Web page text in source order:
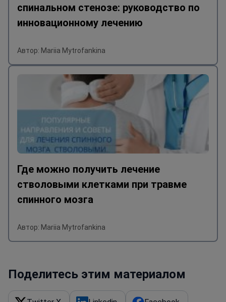
спинальном стенозе: руководство по
инновационному лечению
Автор: Mariia Mytrofankina
Где можно получить лечение
стволовыми клетками при травме
спинного мозга
Автор: Mariia Mytrofankina
Поделитесь этим материалом